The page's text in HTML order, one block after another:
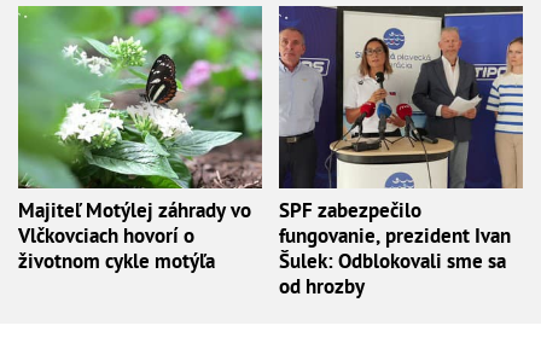
Majiteľ Motýlej záhrady vo
Vlčkovciach hovorí o
životnom cykle motýľa
SPF zabezpečilo
fungovanie, prezident Ivan
Šulek: Odblokovali sme sa
od hrozby